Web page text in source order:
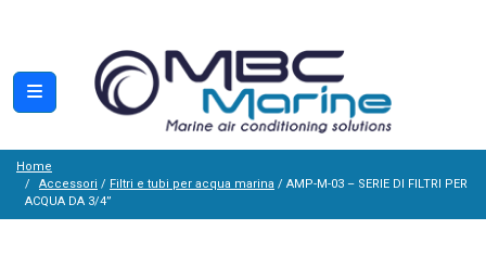
Home
Accessori / Filtri e tubi per acqua marina / AMP-M-03 – SERIE DI FILTRI PER
ACQUA DA 3/4”